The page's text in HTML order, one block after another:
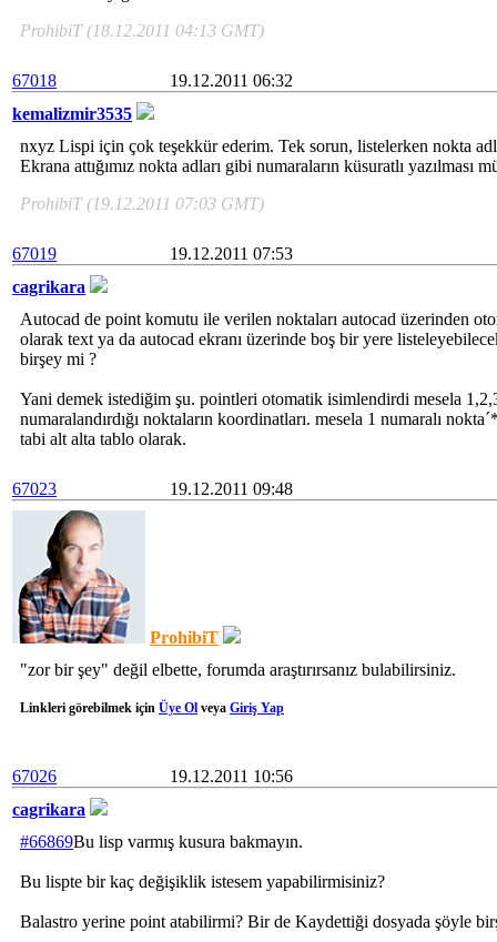
ProhibiT (18.12.2011 04:13 GMT)
67018
19.12.2011 06:32
kemalizmir3535
nxyz Lispi için çok teşekkür ederim. Tek sorun, listelerken nokta
Ekrana attığımız nokta adları gibi numaraların küsuratlı yazılması
ProhibiT (19.12.2011 07:03 GMT)
67019
19.12.2011 07:53
cagrikara
Autocad de point komutu ile verilen noktaları autocad üzerinden
olarak text ya da autocad ekranı üzerinde boş bir yere
birşey mi ?
Yani demek istediğim şu. pointleri otomatik isimlendirdi mesela
numaralandırdığı noktaların koordinatları. mesela 1 numaralı
tabi alt alta tablo olarak.
67023 19.12.2011 09:48
ProhibiT
"zor bir şey" değil elbette, forumda araştırırsanız bulabilirsiniz.
Linkleri görebilmek için Üye Ol veya Giriş Yap
67026
19.12.2011 10:56
cagrikara
#66869Bu lisp varmış kusura bakmayın.
Bu lispte bir kaç değişiklik istesem yapabilirmisiniz?
Balastro yerine point atabilirmi? Bir de Kaydettiği dosyada şöyle